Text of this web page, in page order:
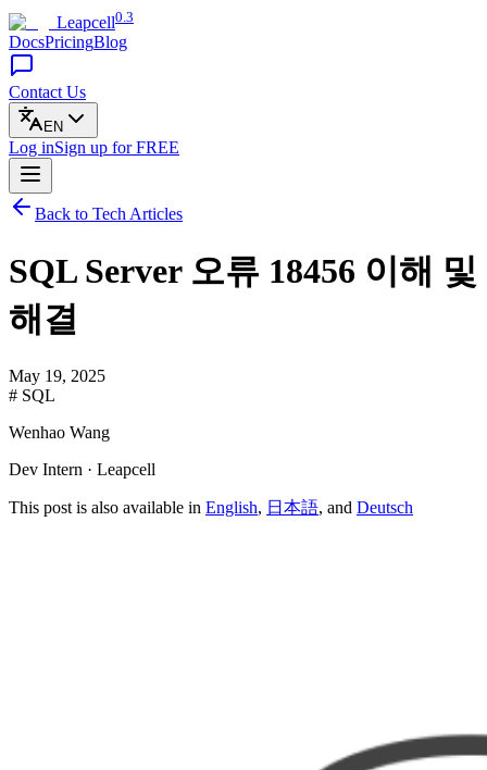
Leapcell0.3
DocsPricingBlog
Contact Us
EN
Log inSign up for FREE
Back to Tech Articles
SQL Server 오류 18456 이해 및
해결
May 19, 2025
# SQL
Wenhao Wang
Dev Intern · Leapcell
This post is also available in English, 日本語, and Deutsch